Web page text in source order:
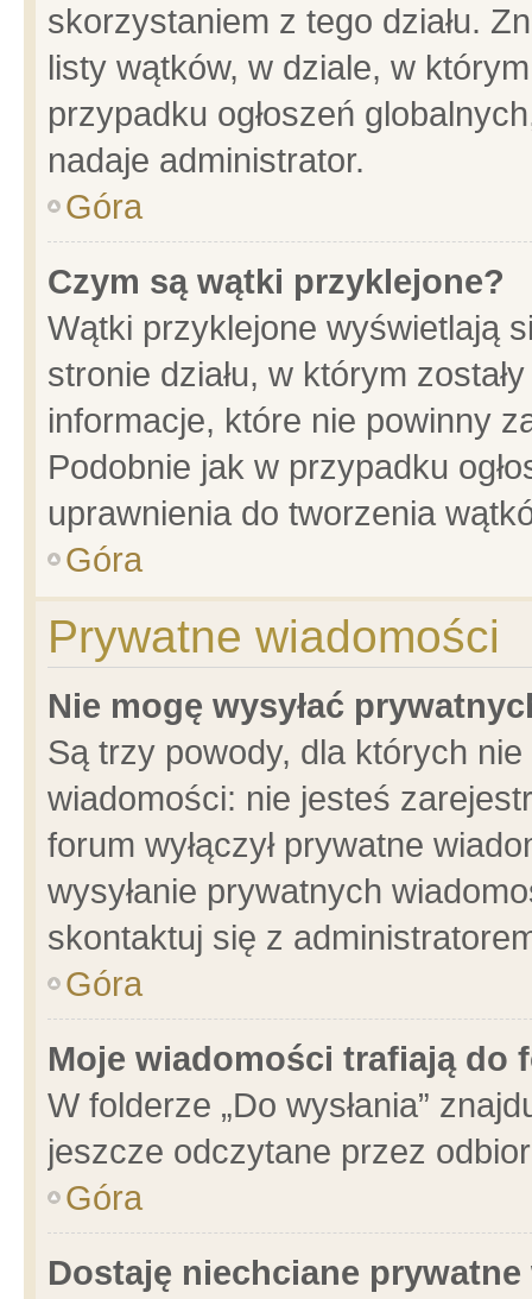
skorzystaniem z tego działu.
listy wątków, w dziale, w
przypadku ogłoszeń
nadaje administrator.
Góra
Czym są wątki przyklejone?
Wątki przyklejone wyświetlają
stronie działu, w którym
informacje, które nie powinny
Podobnie jak w przypadku
uprawnienia do tworzenia
Góra
Prywatne wiadomości
Nie mogę wysyłać
Są trzy powody, dla których
wiadomości: nie jesteś
forum wyłączył prywatne
wysyłanie prywatnych
skontaktuj się z
Góra
Moje wiadomości trafiają do
W folderze „Do wysłania”
jeszcze odczytane przez
Góra
Dostaję niechciane